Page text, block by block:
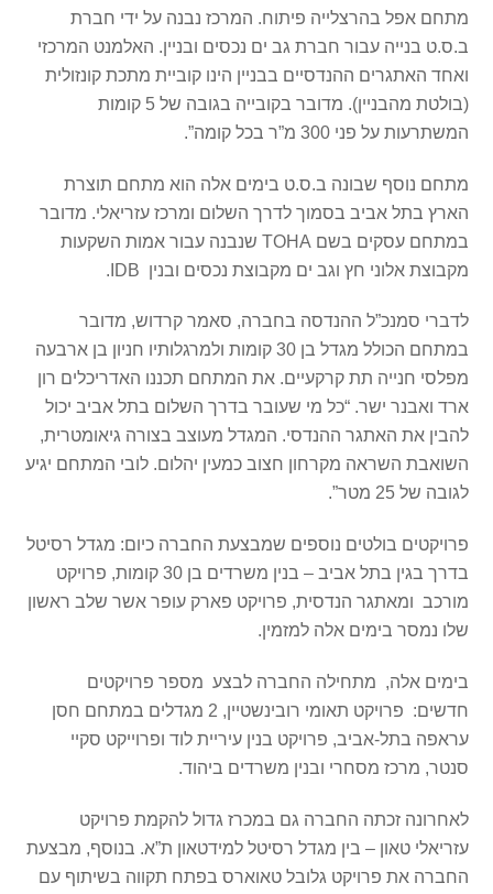
מתחם אפל בהרצלייה פיתוח. המרכז נבנה על ידי חברת
ב.ס.ט בנייה עבור חברת גב ים נכסים ובניין. האלמנט המרכזי
ואחד האתגרים ההנדסיים בבניין הינו קוביית מתכת קונזולית
(בולטת מהבניין). מדובר בקובייה בגובה של 5 קומות
המשתרעות על פני 300 מ”ר בכל קומה”.
מתחם נוסף שבונה ב.ס.ט בימים אלה הוא מתחם תוצרת
הארץ בתל אביב בסמוך לדרך השלום ומרכז עזריאלי. מדובר
במתחם עסקים בשם TOHA שנבנה עבור אמות השקעות
מקבוצת אלוני חץ וגב ים מקבוצת נכסים ובנין IDB.
לדברי סמנכ”ל ההנדסה בחברה, סאמר קרדוש, מדובר
במתחם הכולל מגדל בן 30 קומות ולמרגלותיו חניון בן ארבעה
מפלסי חנייה תת קרקעיים. את המתחם תכננו האדריכלים רון
ארד ואבנר ישר. “כל מי שעובר בדרך השלום בתל אביב יכול
להבין את האתגר ההנדסי. המגדל מעוצב בצורה גיאומטרית,
השואבת השראה מקרחון חצוב כמעין יהלום. לובי המתחם יגיע
לגובה של 25 מטר”.
פרויקטים בולטים נוספים שמבצעת החברה כיום: מגדל רסיטל
בדרך בגין בתל אביב – בנין משרדים בן 30 קומות, פרויקט
מורכב ומאתגר הנדסית, פרויקט פארק עופר אשר שלב ראשון
שלו נמסר בימים אלה למזמין.
בימים אלה, מתחילה החברה לבצע מספר פרויקטים
חדשים: פרויקט תאומי רובינשטיין, 2 מגדלים במתחם חסן
עראפה בתל-אביב, פרויקט בנין עיריית לוד ופרוייקט סקיי
סנטר, מרכז מסחרי ובנין משרדים ביהוד.
לאחרונה זכתה החברה גם במכרז גדול להקמת פרויקט
עזריאלי טאון – בין מגדל רסיטל למידטאון ת”א. בנוסף, מבצעת
החברה את פרויקט גלובל טאוארס בפתח תקווה בשיתוף עם